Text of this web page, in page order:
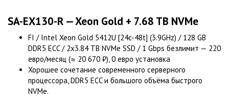
SA-EX130-R — Xeon Gold + 7.68 TB NVMe
FI / Intel Xeon Gold 5412U [24c-48t] (3.9GHz) / 128 GB
DDR5 ECC / 2x3.84 TB NVMe SSD / 1 Gbps безлимит — 220
евро/месяц (≈ 20 670 ₽), 0 евро установка
Хорошее сочетание современного серверного
процессора, DDR5 ECC и большого объёма быстрого
NVMe.